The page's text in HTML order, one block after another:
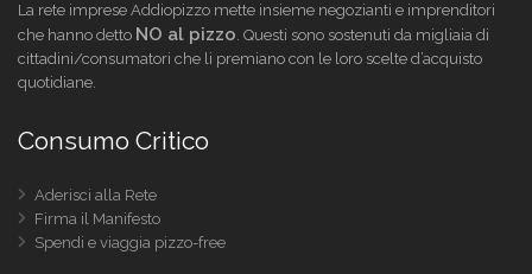
La rete imprese Addiopizzo mette insieme negozianti e imprenditori
che hanno detto NO al pizzo. Questi sono sostenuti da migliaia di
cittadini/consumatori che li premiano con le loro scelte d’acquisto
quotidiane.
Consumo Critico
Aderisci alla Rete
Firma il Manifesto
Spendi e viaggia pizzo-free